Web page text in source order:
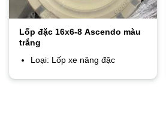
Lốp đặc 16x6-8 Ascendo màu
trắng
Loại: Lốp xe nâng đặc